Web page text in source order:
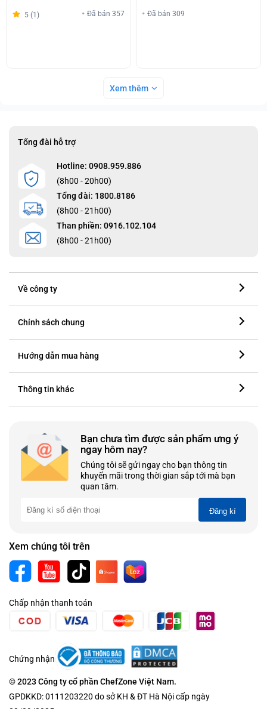
5 (1) Đã bán 357 Đã bán 309
Xem thêm
Tổng đài hỗ trợ
Hotline: 0908.959.886
(8h00 - 20h00)
Tổng đài: 1800.8186
(8h00 - 21h00)
Than phiền: 0916.102.104
(8h00 - 21h00)
Về công ty
Chính sách chung
Hướng dẫn mua hàng
Thông tin khác
Bạn chưa tìm được sản phẩm ưng ý
ngay hôm nay?
Chúng tôi sẽ gửi ngay cho bạn thông tin
khuyến mãi trong thời gian sắp tới mà bạn
quan tâm.
Đăng kí
Xem chúng tôi trên
Chấp nhận thanh toán
Chứng nhận
© 2023 Công ty cổ phần ChefZone Việt Nam.
GPDKKD: 0111203220 do sở KH & ĐT Hà Nội cấp ngày